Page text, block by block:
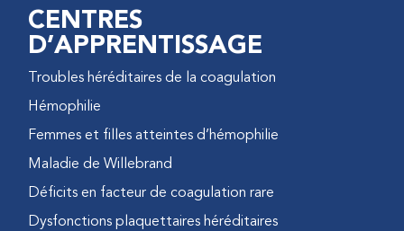
CENTRES
D’APPRENTISSAGE
Troubles héréditaires de la coagulation
Hémophilie
Femmes et filles atteintes d’hémophilie
Maladie de Willebrand
Déficits en facteur de coagulation rare
Dysfonctions plaquettaires héréditaires